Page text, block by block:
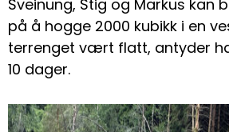
Sveinung, Stig og Markus kan
på å hogge 2000 kubikk i en
terrenget vært flatt, antyder
10 dager.